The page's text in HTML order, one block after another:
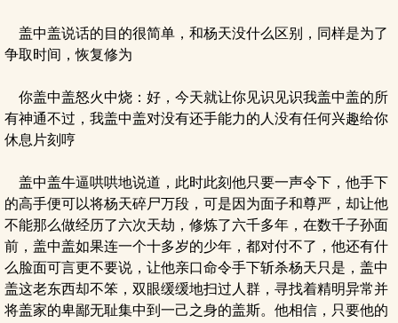
盖中盖说话的目的很简单，和杨天没什么区别，同样是为了
争取时间，恢复修为
你盖中盖怒火中烧：好，今天就让你见识见识我盖中盖的所
有神通不过，我盖中盖对没有还手能力的人没有任何兴趣给你
休息片刻哼
盖中盖牛逼哄哄地说道，此时此刻他只要一声令下，他手下
的高手便可以将杨天碎尸万段，可是因为面子和尊严，却让他
不能那么做经历了六次天劫，修炼了六千多年，在数千子孙面
前，盖中盖如果连一个十多岁的少年，都对付不了，他还有什
么脸面可言更不要说，让他亲口命令手下斩杀杨天只是，盖中
盖这老东西却不笨，双眼缓缓地扫过人群，寻找着精明异常并
将盖家的卑鄙无耻集中到一己之身的盖斯。他相信，只要他的